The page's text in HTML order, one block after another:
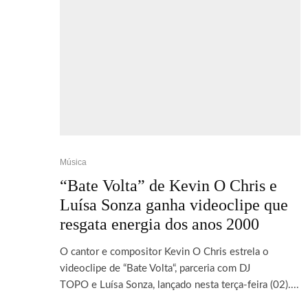
Música
“Bate Volta” de Kevin O Chris e
Luísa Sonza ganha videoclipe que
resgata energia dos anos 2000
O cantor e compositor Kevin O Chris estrela o
videoclipe de “Bate Volta“, parceria com DJ
TOPO e Luísa Sonza, lançado nesta terça-feira (02)....